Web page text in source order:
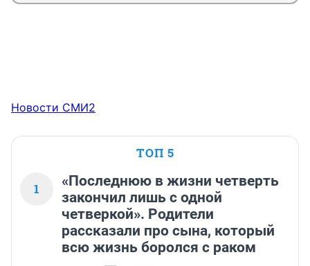
Новости СМИ2
ТОП 5
1
«Последнюю в жизни четверть
закончил лишь с одной
четверкой». Родители
рассказали про сына, который
всю жизнь боролся с раком